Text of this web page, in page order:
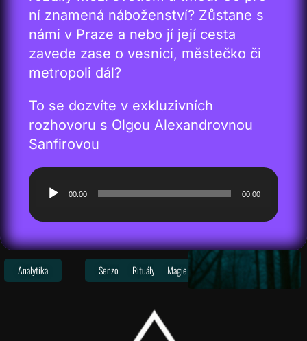
ní znamená náboženství? Zůstane s
námi v Praze a nebo jí její cesta
zavede zase o vesnici, městečko či
metropoli dál?
To se dozvíte v exkluzivních
rozhovoru s Olgou Alexandrovnou
Sanfirovou
Audio
přehrávač
00:00 00:00
Analytika Senzor Rituály Magie